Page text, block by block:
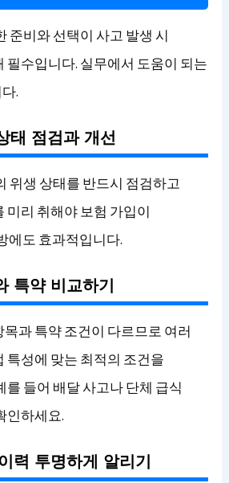
준비와 선택이 사고 발생 시
필수입니다. 실무에서 도움이 되는
.
태 점검과 개선
위생 상태를 반드시 점검하고
미리 취해야 보험 가입이
에도 효과적입니다.
특약 비교하기
과 특약 조건이 다르므로 여러
특성에 맞는 최적의 조건을
를 들어 배달 사고나 단체 급식
인하세요.
력 투명하게 알리기